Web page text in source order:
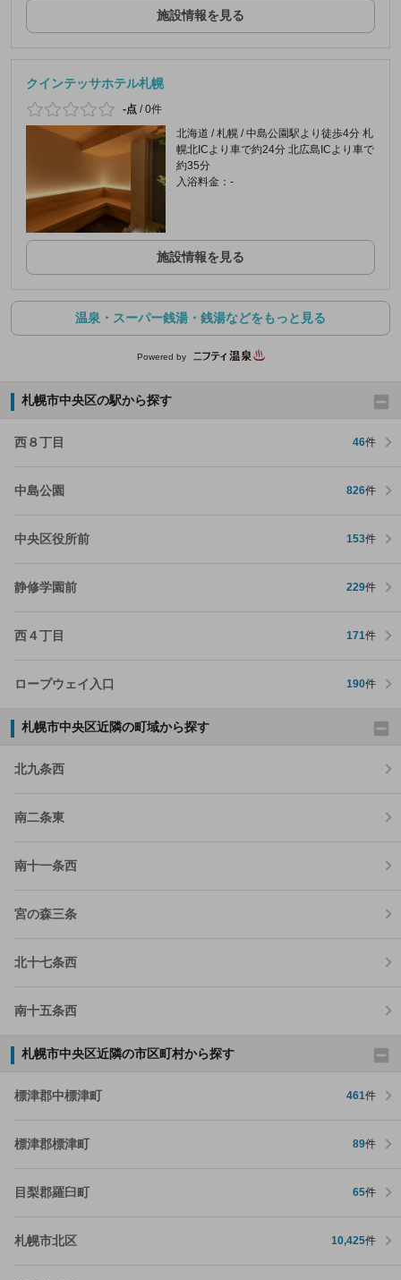
施設情報を見る
クインテッサホテル札幌
-点 /0件
北海道 / 札幌 / 中島公園駅より徒歩4分 札
幌北ICより車で約24分 北広島ICより車で
約35分
入浴料金：-
施設情報を見る
温泉・スーパー銭湯・銭湯などをもっと見る
Powered by
札幌市中央区の駅から探す
西８丁目 46件
中島公園 826件
中央区役所前 153件
静修学園前 229件
西４丁目 171件
ロープウェイ入口 190件
札幌市中央区近隣の町域から探す
北九条西
南二条東
南十一条西
宮の森三条
北十七条西
南十五条西
札幌市中央区近隣の市区町村から探す
標津郡中標津町 461件
標津郡標津町 89件
目梨郡羅臼町 65件
札幌市北区 10,425件